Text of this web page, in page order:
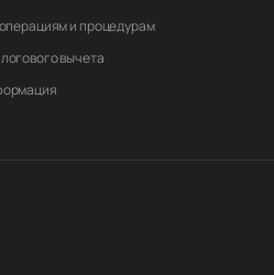
и процедурам
вычета